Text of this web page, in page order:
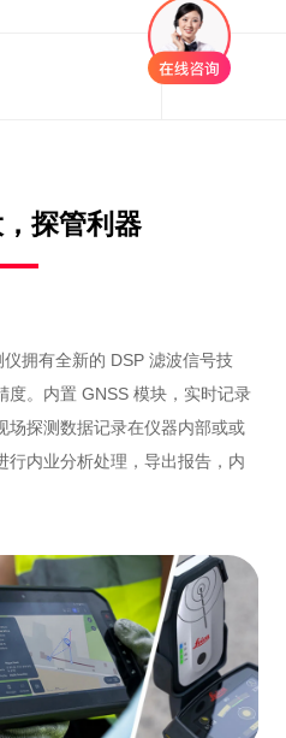
探管利器
拥有全新的 DSP 滤波信号技
度。内置 GNSS 模块，实时记录
场探测数据记录在仪器内部或或
行内业分析处理，导出报告，内